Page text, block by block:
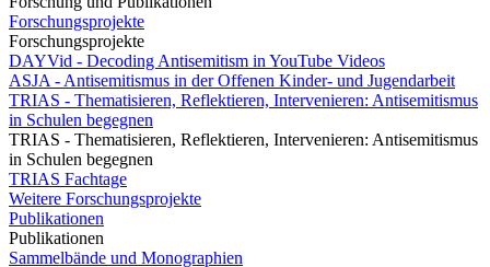
Forschungsprojekte
Forschungsprojekte
DAYVid - Decoding Antisemitism in YouTube Videos
ASJA - Antisemitismus in der Offenen Kinder- und Jugendarbeit
TRIAS - Thematisieren, Reflektieren, Intervenieren: Antisemitismus
in Schulen begegnen
TRIAS - Thematisieren, Reflektieren, Intervenieren: Antisemitismus
in Schulen begegnen
TRIAS Fachtage
Weitere Forschungsprojekte
Publikationen
Publikationen
Sammelbände und Monographien